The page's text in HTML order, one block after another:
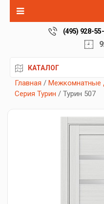
(495) 928-
КАТАЛОГ
Главная / Межкомнатные
Серия Турин / Турин 507